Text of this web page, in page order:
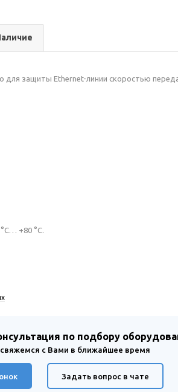
для защиты Ethernet-линии скоростью
+80 °С.
по подбору
свяжемся с Вами в ближайшее время
Задать вопрос в чате